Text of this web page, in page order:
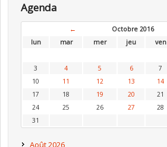
Agenda
← Octobre 2016
lun
mar mer jeu ven
3
4 5 6 7
10
11 12 13 14
17
18 19 20 21
24
25 26 27 28
31
Août 2026